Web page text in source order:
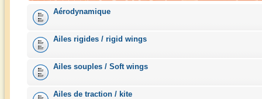
Aérodynamique
Ailes rigides / rigid wings
Ailes souples / Soft wings
Ailes de traction / kite